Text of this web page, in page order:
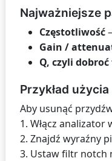
Najważniejsze
Częstotliwość
Gain /
Q, czyli
Przykład użycia
Aby usunąć
1. Włącz
2. Znajdź wyraźny
3. Ustaw filtr notch